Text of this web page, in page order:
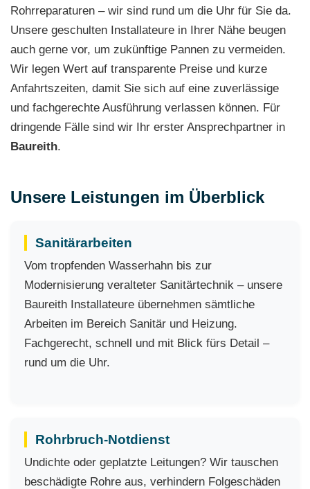
Rohrreparaturen – wir sind rund um die Uhr für Sie da.
Unsere geschulten Installateure in Ihrer Nähe beugen
auch gerne vor, um zukünftige Pannen zu vermeiden.
Wir legen Wert auf transparente Preise und kurze
Anfahrtszeiten, damit Sie sich auf eine zuverlässige
und fachgerechte Ausführung verlassen können. Für
dringende Fälle sind wir Ihr erster Ansprechpartner in
Baureith.
Unsere Leistungen im Überblick
Sanitärarbeiten
Vom tropfenden Wasserhahn bis zur
Modernisierung veralteter Sanitärtechnik – unsere
Baureith Installateure übernehmen sämtliche
Arbeiten im Bereich Sanitär und Heizung.
Fachgerecht, schnell und mit Blick fürs Detail –
rund um die Uhr.
Rohrbruch-Notdienst
Undichte oder geplatzte Leitungen? Wir tauschen
beschädigte Rohre aus, verhindern Folgeschäden